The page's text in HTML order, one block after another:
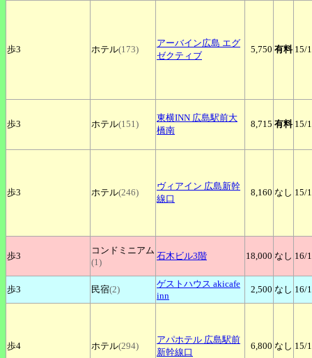
歩3 ホテル(173)
アーバイン広島 エグ
ゼクティブ
5,750 有料 15/
歩3 ホテル(151)
東横INN 広島駅前大
橋南
8,715 有料 15/
歩3 ホテル(246)
ヴィアイン 広島新幹
線口
8,160 なし 15/
歩3
コンドミニアム
(1)
石木ビル3階 18,000 なし 16/
歩3 民宿(2)
ゲストハウス akicafe
inn
2,500 なし 16/
歩4 ホテル(294)
アパホテル 広島駅前
新幹線口
6,800 なし 15/